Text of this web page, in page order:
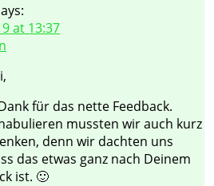
at 13:37
für das nette Feedback.
mussten wir auch kurz
denn wir dachten uns
das etwas ganz nach Deinem
ist. 🙂